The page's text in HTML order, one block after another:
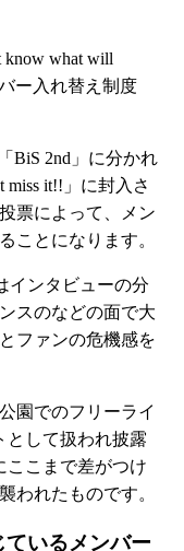
what will
ー入れ替え制度
BiS 2nd」に分かれ
it!!」に封入さ
票によって、メン
ことになります。
インタビューの分
スのなどの面で大
ファンの危機感を
園でのフリーライ
として扱われ披露
ここまで差がつけ
われたものです。
いるメンバー